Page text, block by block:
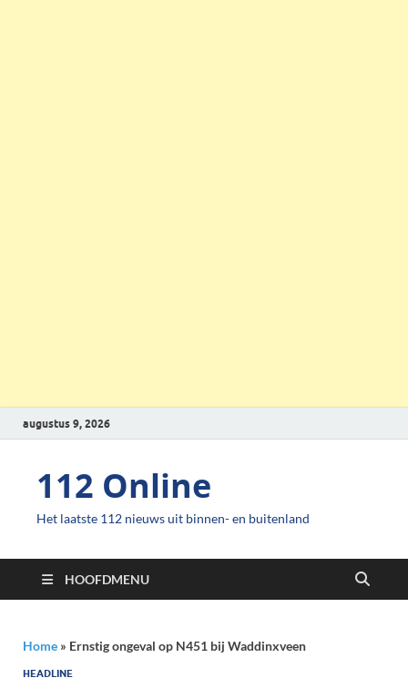
augustus 9, 2026
112 Online
Het laatste 112 nieuws uit binnen- en buitenland
HOOFDMENU
Home » Ernstig ongeval op N451 bij Waddinxveen
HEADLINE